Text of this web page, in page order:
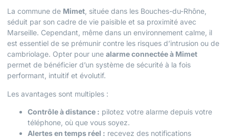
La commune de Mimet , située dans les Bouches-du-Rhône,
séduit par son cadre de vie paisible et sa proximité avec
Marseille. Cependant, même dans un environnement calme, il
est essentiel de se prémunir contre les risques d’intrusion ou de
cambriolage. Opter pour une alarme connectée à Mimet
permet de bénéficier d’un système de sécurité à la fois
performant, intuitif et évolutif.
Les avantages sont multiples :
Contrôle à distance : pilotez votre alarme depuis votre
téléphone, où que vous soyez.
Alertes en temps réel : recevez des notifications